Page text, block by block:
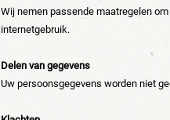
Wij nemen passende maatregelen
internetgebruik.
Delen van gegevens
Uw persoonsgegevens worden niet